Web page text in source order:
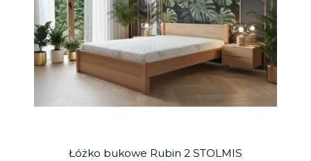
Łóżko bukowe Rubin 2 STOLMIS